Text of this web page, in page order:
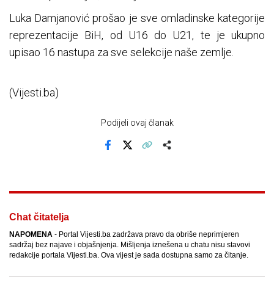
Luka Damjanović prošao je sve omladinske kategorije
reprezentacije BiH, od U16 do U21, te je ukupno
upisao 16 nastupa za sve selekcije naše zemlje.
(Vijesti.ba)
Podijeli ovaj članak
Chat čitatelja
NAPOMENA - Portal Vijesti.ba zadržava pravo da obriše neprimjeren
sadržaj bez najave i objašnjenja. Mišljenja iznešena u chatu nisu stavovi
redakcije portala Vijesti.ba. Ova vijest je sada dostupna samo za čitanje.